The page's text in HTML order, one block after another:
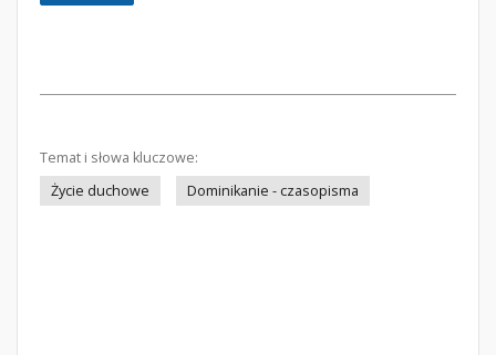
Temat i słowa kluczowe:
Życie duchowe
Dominikanie - czasopisma